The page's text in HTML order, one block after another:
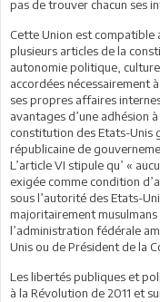
pas de trouver chacun ses
Cette Union est compatible
plusieurs articles de la
autonomie politique,
accordées nécessairement
ses propres affaires
avantages d’une adhésion
constitution des Etats-Unis
républicaine de
L’article VI stipule qu’ «
exigée comme condition
sous l’autorité des Etats-
majoritairement
l’administration fédérale
Unis ou de Président de la
Les libertés publiques et
à la Révolution de 2011 et